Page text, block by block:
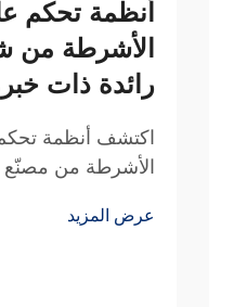
أنظمة تحكم
الأشرطة من
رائدة ذات خبرة
اكتشف أنظمة تحكم
الأشرطة من مصنّع
وعزز الكفاءة،
عرض المزيد